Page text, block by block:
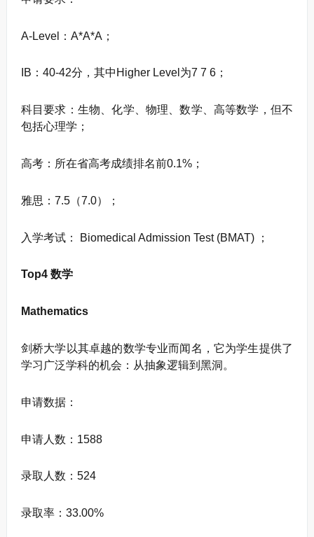
A-Level：A*A*A；
IB：40-42分，其中Higher Level为7 7 6；
科目要求：生物、化学、物理、数学、高等数学，但不
包括心理学；
高考：所在省高考成绩排名前0.1%；
雅思：7.5（7.0）；
入学考试： Biomedical Admission Test (BMAT) ；
Top4 数学
Mathematics
剑桥大学以其卓越的数学专业而闻名，它为学生提供了
学习广泛学科的机会：从抽象逻辑到黑洞。
申请数据：
申请人数：1588
录取人数：524
录取率：33.00%